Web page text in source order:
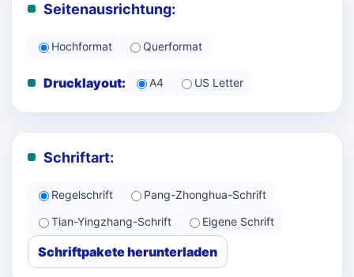
Seitenausrichtung:
Hochformat Querformat
Drucklayout: A4 US Letter
Schriftart:
Regelschrift
Pang-Zhonghua-Schrift
Tian-Yingzhang-Schrift
Eigene Schrift
Schriftpakete herunterladen